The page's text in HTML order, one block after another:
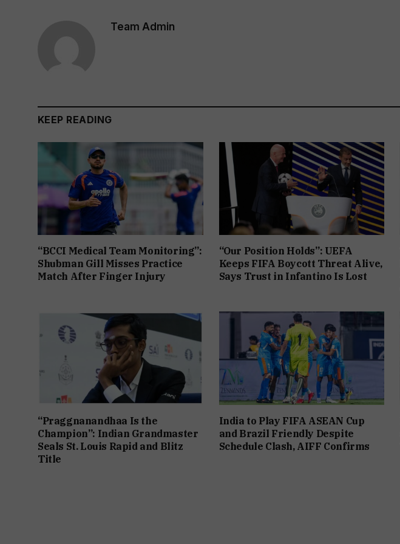
Team Admin
KEEP READING
“BCCI Medical Team Monitoring”:
Shubman Gill Misses Practice
Match After Finger Injury
“Our Position Holds”: UEFA
Keeps FIFA Boycott Threat Alive,
Says Trust in Infantino Is Lost
“Praggnanandhaa Is the
Champion”: Indian Grandmaster
Seals St. Louis Rapid and Blitz
Title
India to Play FIFA ASEAN Cup
and Brazil Friendly Despite
Schedule Clash, AIFF Confirms